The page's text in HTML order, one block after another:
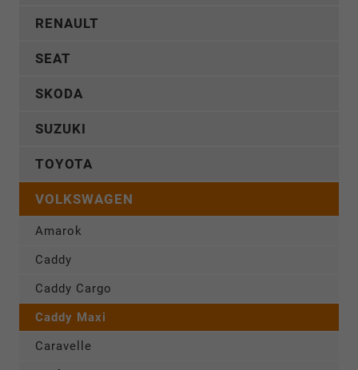
RENAULT
SEAT
SKODA
SUZUKI
TOYOTA
VOLKSWAGEN
Amarok
Caddy
Caddy Cargo
Caddy Maxi
Caravelle